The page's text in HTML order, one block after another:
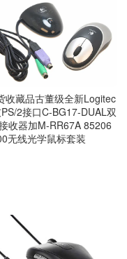
收藏品古董级全新Logitec
2接口C-BG17-DUAL双
收器加M-RR67A 85206
无线光学鼠标套装